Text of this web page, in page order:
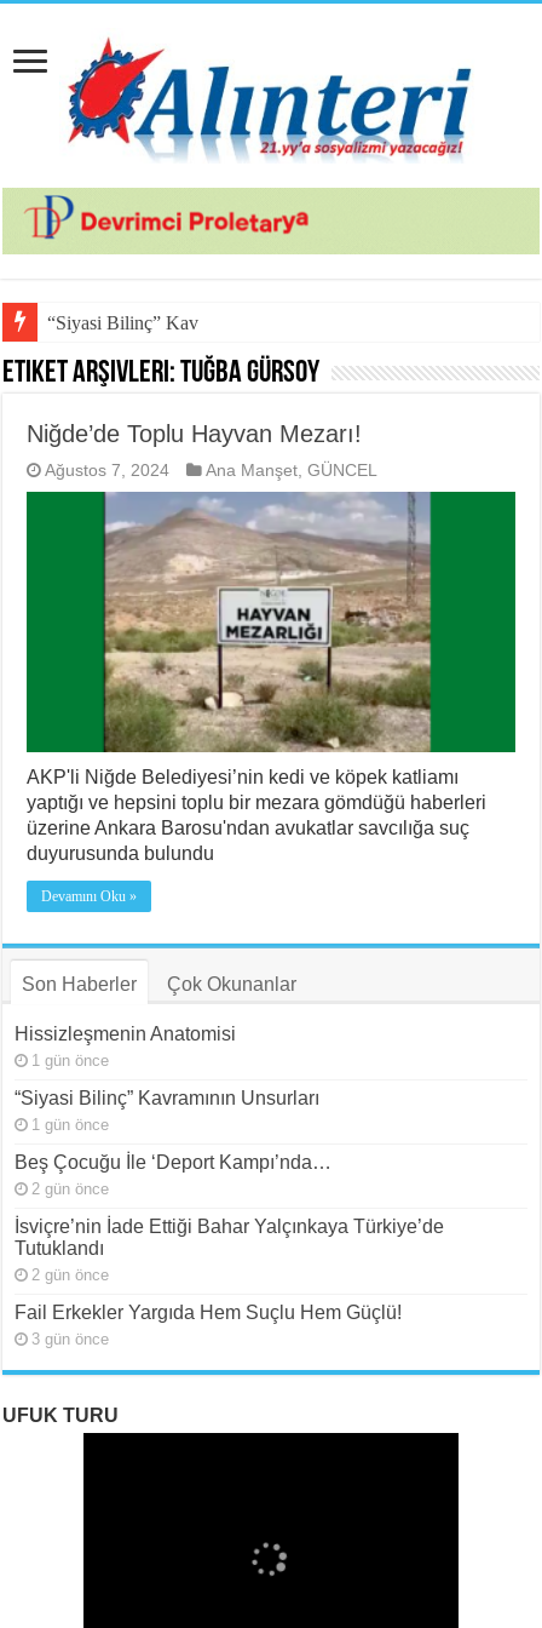
“Siyasi Bilinç” Kavramının U
Etiket Arşivleri:Tuğba Gürsoy
Niğde’de Toplu Hayvan Mezarı!
Ağustos 7, 2024 Ana Manşet,GÜNCEL
AKP'li Niğde Belediyesi’nin kedi ve köpek katliamı
yaptığı ve hepsini toplu bir mezara gömdüğü haberleri
üzerine Ankara Barosu'ndan avukatlar savcılığa suç
duyurusunda bulundu
Devamını Oku »
Son Haberler Çok Okunanlar
Hissizleşmenin Anatomisi
1 gün önce
“Siyasi Bilinç” Kavramının Unsurları
1 gün önce
Beş Çocuğu İle ‘Deport Kampı’nda…
2 gün önce
İsviçre’nin İade Ettiği Bahar Yalçınkaya Türkiye’de
Tutuklandı
2 gün önce
Fail Erkekler Yargıda Hem Suçlu Hem Güçlü!
3 gün önce
UFUK TURU